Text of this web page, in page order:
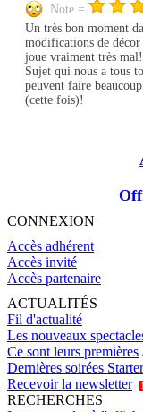
Note =
Un très bon moment
modifications de
joue vraiment très mal!
Sujet qui nous a tous
peuvent faire
(cette fois)!
CONNEXION
Accès adhérent
Accès invité
Accès partenaire
ACTUALITÉS
Fil d'actualité
Les nouveaux
Ce sont leurs premières
Dernières soirées
Recevoir la newsletter
RECHERCHES